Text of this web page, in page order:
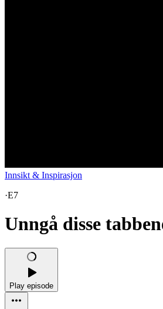
Innsikt & Inspirasjon
·E7
Unngå disse
Play episode